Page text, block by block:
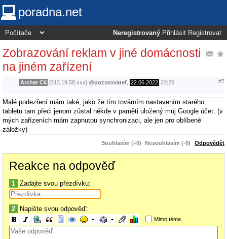
poradna.net
Neregistrovaný Přihlásit Registrovat
Zobrazování reklam v jiné domácnosti
na jiném zařízení
Archer C6 [213.19.58.xxx] @pozorovateľ, 22.06.2022 23:26 #7
Malé podezření mám také, jako že tím továrním nastavením starého
tabletu tam přeci jenom zůstal někde v paměti uložený můj Google účet. (v
mých zařízeních mám zapnutou synchronizaci, ale jen pro oblíbené
záložky)
Souhlasím (+0) Nesouhlasím (-0) Odpovědět
Reakce na odpověď
1 Zadajte svou přezdívku:
2 Napište svou odpověď:
Mimo téma